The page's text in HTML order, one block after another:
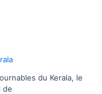
du Kerala, le
de